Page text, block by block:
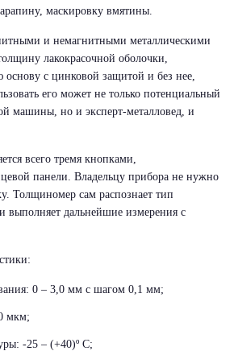
маскировку вмятины.
и немагнитными металлическими
лакокрасочной оболочки,
с цинковой защитой и без нее,
его может не только потенциальный
машины, но и эксперт-металловед, и
всего тремя кнопками,
панели. Владельцу прибора не нужно
Толщиномер сам распознает тип
выполняет дальнейшие измерения с
0 – 3,0 мм с шагом 0,1 мм;
мкм;
-25 – (+40)º С;